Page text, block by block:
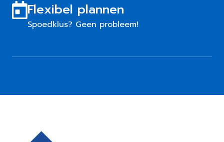
Flexibel plannen
Spoedklus? Geen probleem!